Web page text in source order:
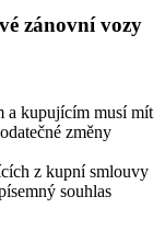
zánovní vozy
a kupujícím musí mít
změny
z kupní smlouvy
souhlas